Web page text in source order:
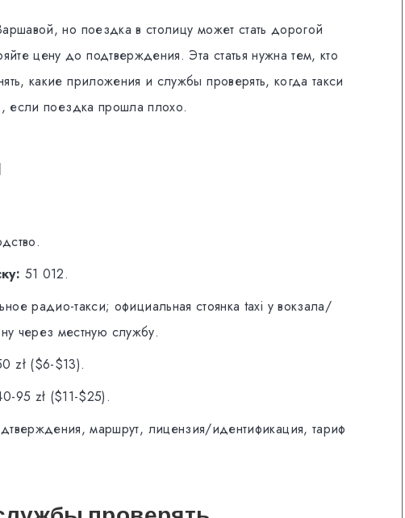
но поездка в столицу может стать дорогой
цену до подтверждения. Эта статья нужна тем, кто
какие приложения и службы проверять, когда такси
если поездка прошла плохо.
51 012.
радио-такси; официальная стоянка taxi у вокзала/
через местную службу.
zł ($6-$13).
95 zł ($11-$25).
маршрут, лицензия/идентификация, тариф